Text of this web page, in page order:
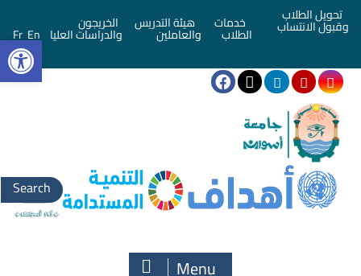
تحويل الطلاب
وقبول الانتساب خدمات
الطلاب
هيئة التدريس
والعاملين
الخريجون
والدراسات العليا En
Fr
Menu